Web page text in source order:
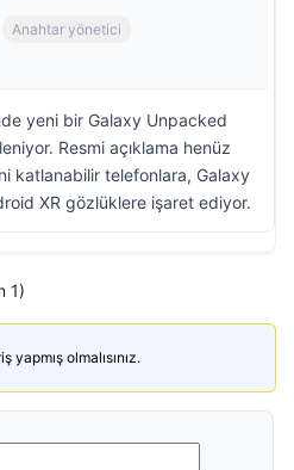
Anahtar yönetici
yeni bir Galaxy Unpacked
Resmi açıklama henüz
katlanabilir telefonlara, Galaxy
XR gözlüklere işaret ediyor.
1)
olmalısınız.